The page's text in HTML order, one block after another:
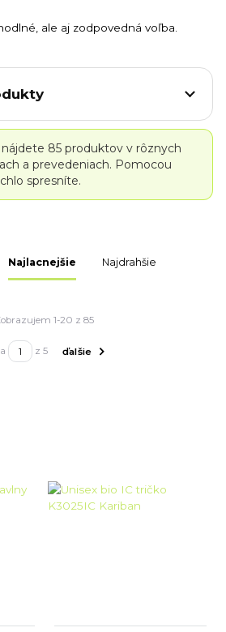
ale aj zodpovedná voľba.
85 produktov v rôznych
a prevedeniach. Pomocou
spresníte.
Najlacnejšie Najdrahšie
1-20 z 85
z 5 ďalšie